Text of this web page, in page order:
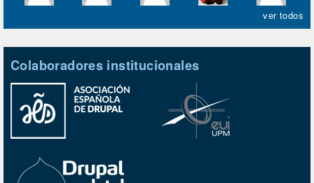
ver todos
Colaboradores institucionales